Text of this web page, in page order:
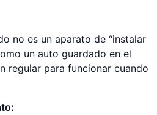
no es un aparato de “instalar
un auto guardado en el
regular para funcionar cuando